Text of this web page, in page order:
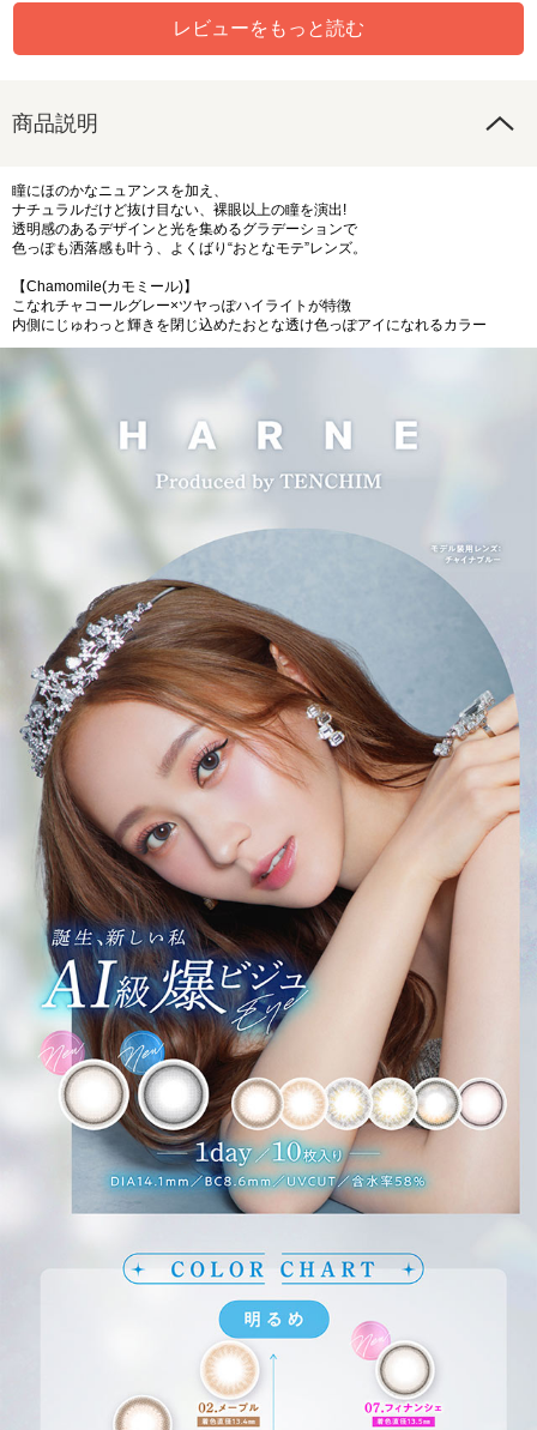
レビューをもっと読む
商品説明
瞳にほのかなニュアンスを加え、
ナチュラルだけど抜け目ない、裸眼以上の瞳を演出!
透明感のあるデザインと光を集めるグラデーションで
色っぽも洒落感も叶う、よくばり“おとなモテ”レンズ。
【Chamomile(カモミール)】
こなれチャコールグレー×ツヤっぽハイライトが特徴
内側にじゅわっと輝きを閉じ込めたおとな透け色っぽアイになれるカラー